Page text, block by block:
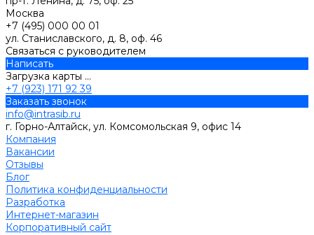
Москва
+7 (495) 000 00 01
ул. Станиславского, д. 8, оф. 46
Связаться с руководителем
Написать
Загрузка карты ...
+7 (923) 171 92 39
Заказать звонок
info@intrasib.ru
г. Горно-Алтайск, ул. Комсомольская 9, офис 14
Компания
Вакансии
Отзывы
Блог
Политика конфиденциальности
Разработка
Интернет-магазин
Корпоративный сайт